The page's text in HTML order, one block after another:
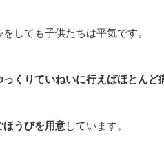
しても子供たちは平気です。
っくりていねいに行えばほとんど
ほうびを用意しています。